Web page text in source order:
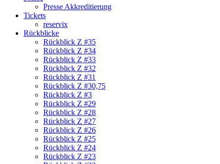
Presse Akkreditierung
Tickets
reservix
Rückblicke
Rückblick Z #35
Rückblick Z #34
Rückblick Z #33
Rückblick Z #32
Rückblick Z #31
Rückblick Z #30,75
Rückblick Z #3
Rückblick Z #29
Rückblick Z #28
Rückblick Z #27
Rückblick Z #26
Rückblick Z #25
Rückblick Z #24
Rückblick Z #23